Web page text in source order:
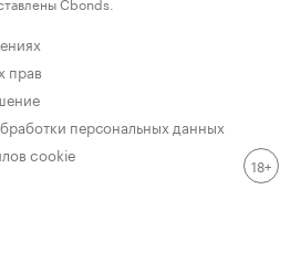
прав
персональных данных
cookie
18+